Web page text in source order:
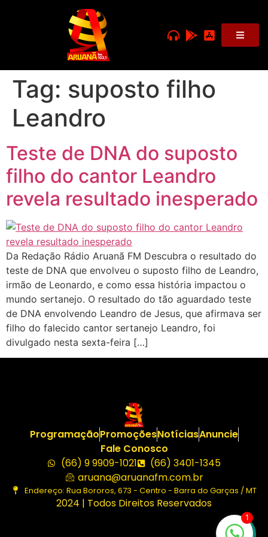
Tag: suposto filho
Leandro
Teste de DNA do suposto
filho do cantor Leandro
revela resultado inesperado
Da Redação Rádio Aruanã FM Descubra o resultado do
teste de DNA que envolveu o suposto filho de Leandro,
irmão de Leonardo, e como essa história impactou o
mundo sertanejo. O resultado do tão aguardado teste
de DNA envolvendo Leandro de Jesus, que afirmava ser
filho do falecido cantor sertanejo Leandro, foi
divulgado nesta sexta-feira […]
ProgramaçãoPromoçõesNotíciasAnuncie
Fale Conosco
(66) 9 9909-1021
(66) 3401-1345
aruana@aruanafm.com.br
Endereço: Rua Bororos, 673 - Centro - Barra do Garças / MT
2024 | Todos Direitos Reservados
1